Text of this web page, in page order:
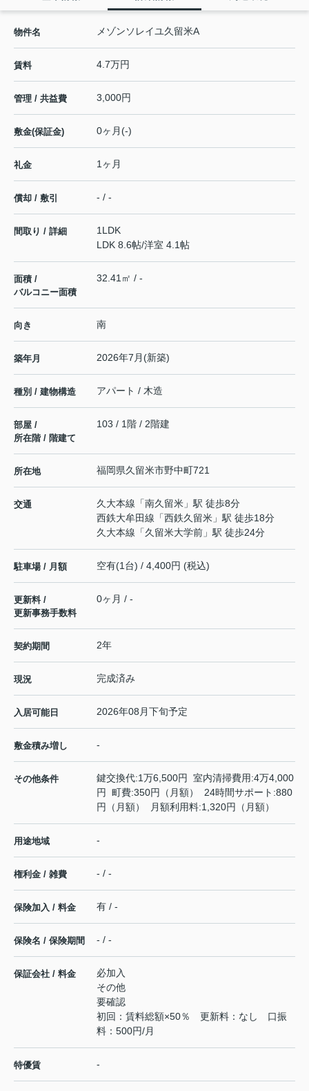
物件名 メゾンソレイユ久留米A
賃料 4.7万円
管理 / 共益費 3,000円
敷金(保証金) 0ヶ月(-)
礼金 1ヶ月
償却 / 敷引 - / -
間取り / 詳細
1LDK
LDK 8.6帖/洋室 4.1帖
面積 /
バルコニー面積
32.41㎡ / -
向き 南
築年月 2026年7月(新築)
種別 / 建物構造 アパート / 木造
部屋 /
所在階 / 階建て
103 / 1階 / 2階建
所在地 福岡県久留米市野中町721
交通 久大本線 「南久留米 」駅 徒歩8分
西鉄大牟田線 「西鉄久留米 」駅 徒歩18分
久大本線 「久留米大学前 」駅 徒歩24分
駐車場 / 月額 空有(1台) / 4,400円 (税込)
更新料 /
更新事務手数料
0ヶ月 / -
契約期間 2年
現況 完成済み
入居可能日 2026年08月下旬予定
敷金積み増し -
その他条件
鍵交換代:1万6,500円 室内清掃費用:4万4,000
円 町費:350円（月額） 24時間サポート:880
円（月額） 月額利用料:1,320円（月額）
用途地域 -
権利金 / 雑費 - / -
保険加入 / 料金 有 / -
保険名 / 保険期間 - / -
保証会社 / 料金
必加入
その他
要確認
初回：賃料総額×50％ 更新料：なし 口振
料：500円/月
特優賃 -